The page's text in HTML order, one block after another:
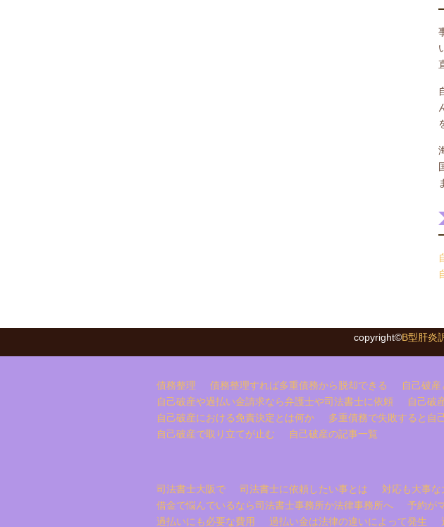
copyright©B型肝炎
債務整理 債務整理すれば多重債務から脱却できる 自己破
自己破産や過払い金請求なら弁護士や司法書士に依頼
自己破
自己破産における免責決定とは何か
多重債務で失敗すると自
自己破産で取り立てが止む
自己破産の記事一覧
司法書士大阪で 司法書士に依頼したい事とは
対応も大事
借金で悩んでいるなら司法書士事務所か法律事務所へ
予約が
過払いにも必要な費用
過払い金は法律の違いによって発生